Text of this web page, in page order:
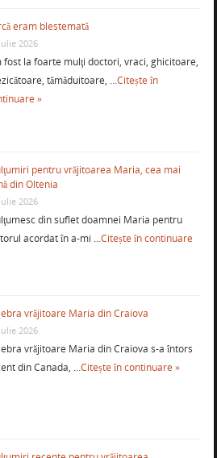
eram blestemată
2026
fost la foarte mulţi doctori, vraci, ghicitoare,
tămăduitoare, …Citește în
»
pentru vrăjitoarea Maria, cea mai
din Oltenia
2026
din suflet doamnei Maria pentru
acordat în a-mi …Citește în continuare
vrăjitoare Maria din Craiova
2026
vrăjitoare Maria din Craiova s-a întors
din Canada, …Citește în continuare »